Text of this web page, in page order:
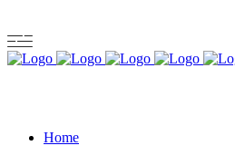
Home